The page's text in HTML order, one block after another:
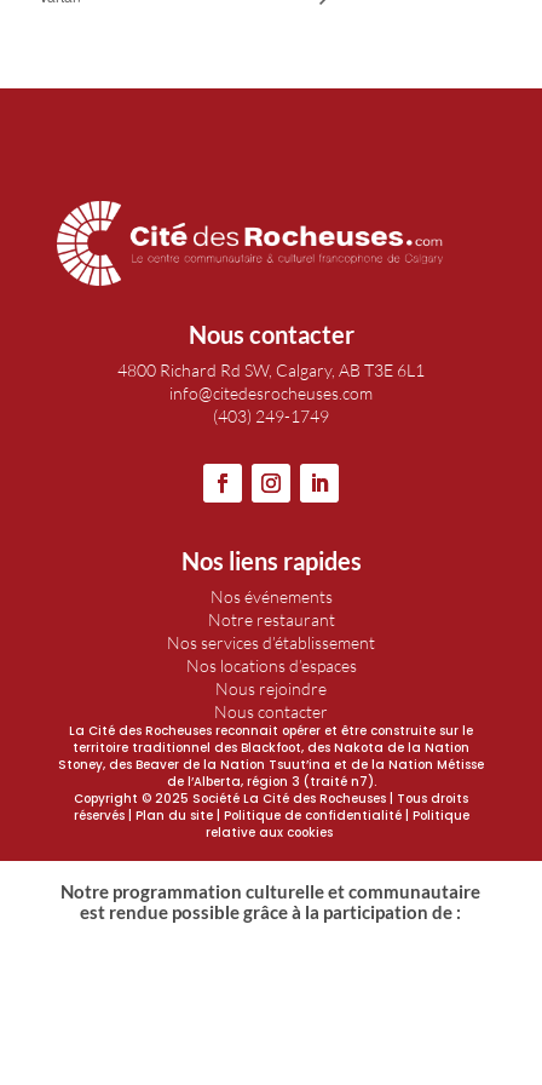
Nous contacter
4800 Richard Rd SW, Calgary, AB T3E 6L1
info@citedesrocheuses.com
(403) 249-1749
Nos liens rapides
Nos événements
Notre restaurant
Nos services d’établissement
Nos locations d’espaces
Nous rejoindre
Nous contacter
La Cité des Rocheuses reconnait opérer et être construite sur le
territoire traditionnel des Blackfoot, des Nakota de la Nation
Stoney, des Beaver de la Nation Tsuut’ina et de la Nation Métisse
de l’Alberta, région 3 (traité n7).
Copyright © 2025 Société La Cité des Rocheuses | Tous droits
réservés | Plan du site| Politique de confidentialité | Politique
relative aux cookies
Notre programmation culturelle et communautaire
est rendue possible grâce à la participation de :